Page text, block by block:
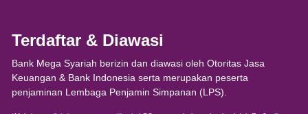
Terdaftar & Diawasi
Bank Mega Syariah berizin dan diawasi oleh Otoritas Jasa
Keuangan & Bank Indonesia serta merupakan peserta
penjaminan Lembaga Penjamin Simpanan (LPS).